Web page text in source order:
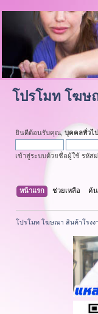
โปรโมท โฆษ
ยินดีต้อนรับคุณ,บุคคลทั่วไป
เข้าสู่ระบบด้วยชื่อผู้ใช้ รหัส
หน้าแรก ช่วยเหลือ ค้
โปรโมท โฆษณา สินค้าโรงง